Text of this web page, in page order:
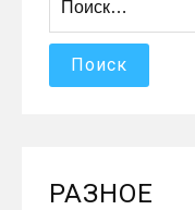
РАЗНОЕ